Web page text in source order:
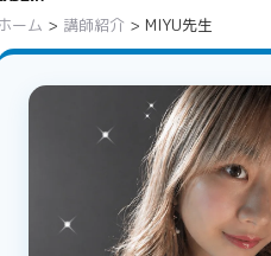
ーム > 講師紹介 > MIYU先生